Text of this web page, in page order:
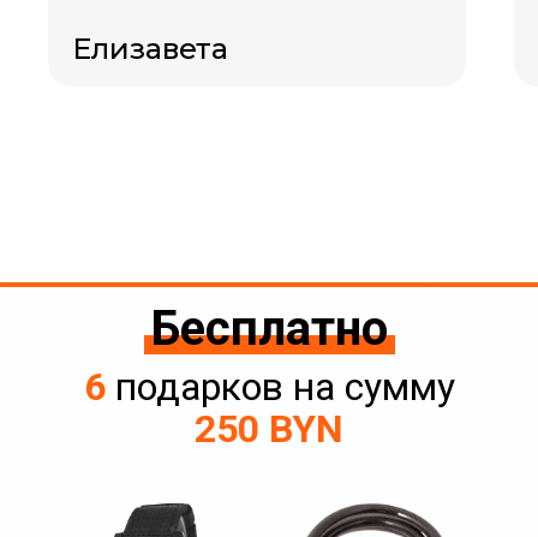
Елизавета
Бесплатно
6 подарков на сумму
250 BYN